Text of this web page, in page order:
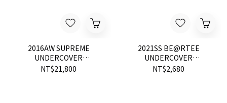
2016AW SUPREME
UNDERCOVER
REVERSIBLE MA-1 外套 現
NT$21,800
2021SS BE@RTEE
UNDERCOVER
BE@RBRICK 聯名 庫柏力克
NT$2,680